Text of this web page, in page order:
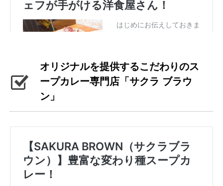
オリジナルを提供するこだわりのス
ープカレー専門店「サクラ ブラウ
ン」